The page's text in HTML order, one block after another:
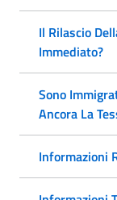
Il Rilascio
Immediato?
Sono
Ancora La
Informazioni